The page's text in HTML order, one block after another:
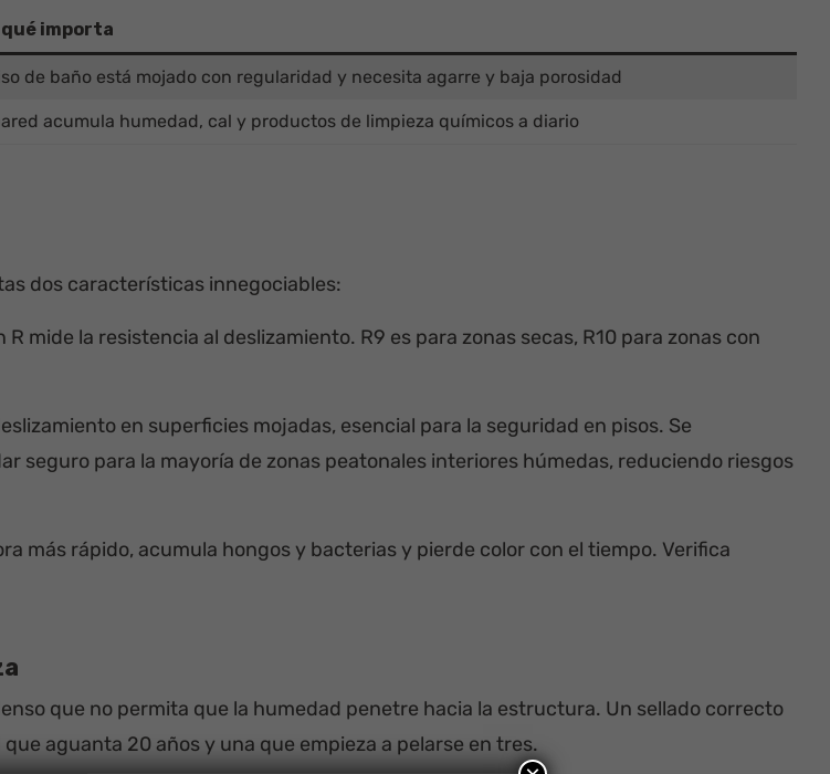
qué importa
de baño está mojado con regularidad y necesita agarre y baja porosidad
acumula humedad, cal y productos de limpieza químicos a diario
dos características innegociables:
R mide la resistencia al deslizamiento. R9 es para zonas secas, R10 para zonas con
en superficies mojadas, esencial para la seguridad en pisos. Se
seguro para la mayoría de zonas peatonales interiores húmedas, reduciendo riesgos
más rápido, acumula hongos y bacterias y pierde color con el tiempo. Verifica
que no permita que la humedad penetre hacia la estructura. Un sellado correcto
aguanta 20 años y una que empieza a pelarse en tres.